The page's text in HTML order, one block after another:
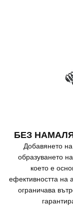
БЕЗ
Добавянето
образуването
което е
ефективността на
ограничава